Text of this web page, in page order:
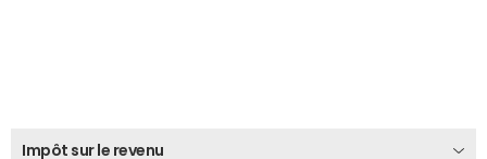
Impôt sur le revenu